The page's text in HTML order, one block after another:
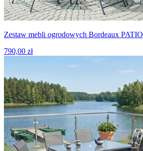
Zestaw mebli ogrodowych Bordeaux PATIO
790,00 zł